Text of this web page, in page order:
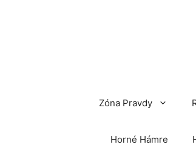
Zóna Pravdy
Horné Hámre